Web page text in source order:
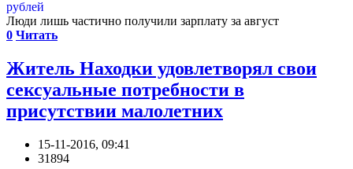
Люди лишь частично получили зарплату за август
0 Читать
Житель Находки удовлетворял свои
сексуальные потребности в
присутствии малолетних
15-11-2016, 09:41
31894